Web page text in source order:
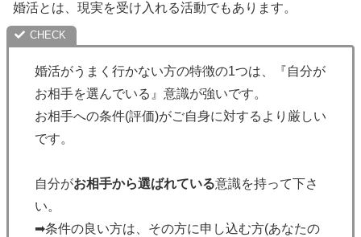
婚活とは、現実を受け入れる活動でもあります。
婚活がうまく行かない方の特徴の1つは、『自分が
お相手を選んでいる』意識が強いです。
お相手への条件(評価)がご自身に対するより厳しい
です。
自分がお相手から選ばれている意識を持って下さ
い。
➡条件の良い方は、その方に申し込む方(あなたの